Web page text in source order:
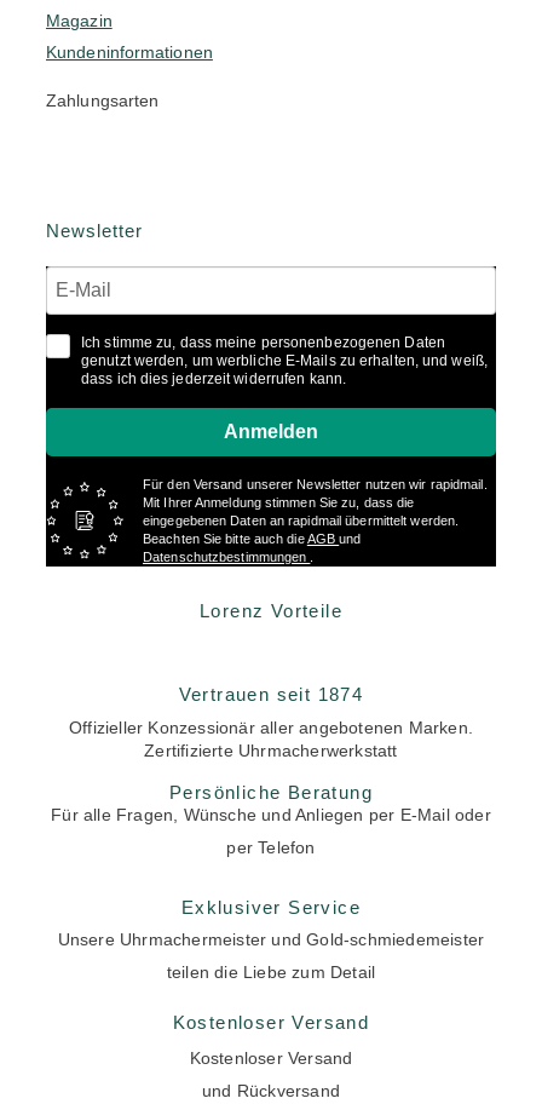
Magazin
Kundeninformationen
Zahlungsarten
Newsletter
Ich stimme zu, dass meine personenbezogenen Daten
genutzt werden, um werbliche E-Mails zu erhalten, und weiß,
dass ich dies jederzeit widerrufen kann.
Anmelden
Für den Versand unserer Newsletter nutzen wir rapidmail.
Mit Ihrer Anmeldung stimmen Sie zu, dass die
eingegebenen Daten an rapidmail übermittelt werden.
Beachten Sie bitte auch dieAGBund
Datenschutzbestimmungen
Lorenz Vorteile
Vertrauen seit 1874
Offizieller Konzessionär aller angebotenen Marken.
Zertifizierte Uhrmacherwerkstatt
Persönliche Beratung
Für alle Fragen, Wünsche und Anliegen per E-Mail oder
per Telefon
Exklusiver Service
Unsere Uhrmachermeister und Gold-schmiedemeister
teilen die Liebe zum Detail
Kostenloser Versand
Kostenloser Versand
und Rückversand